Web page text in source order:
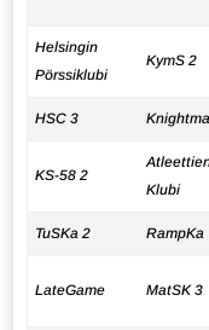
Helsingin
Pörssiklubi
KymS 2
HSC 3
KS-58 2
Klubi
TuSKa 2 RampKa
LateGame MatSK 3